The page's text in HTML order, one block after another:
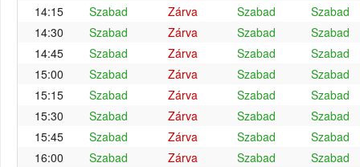
14:15
Szabad Zárva Szabad
Szabad
14:30
Szabad Zárva Szabad
Szabad
14:45
Szabad Zárva Szabad
Szabad
15:00
Szabad Zárva Szabad
Szabad
15:15
Szabad Zárva Szabad
Szabad
15:30
Szabad Zárva Szabad
Szabad
15:45
Szabad Zárva Szabad
Szabad
16:00
Szabad Zárva Szabad
Szabad